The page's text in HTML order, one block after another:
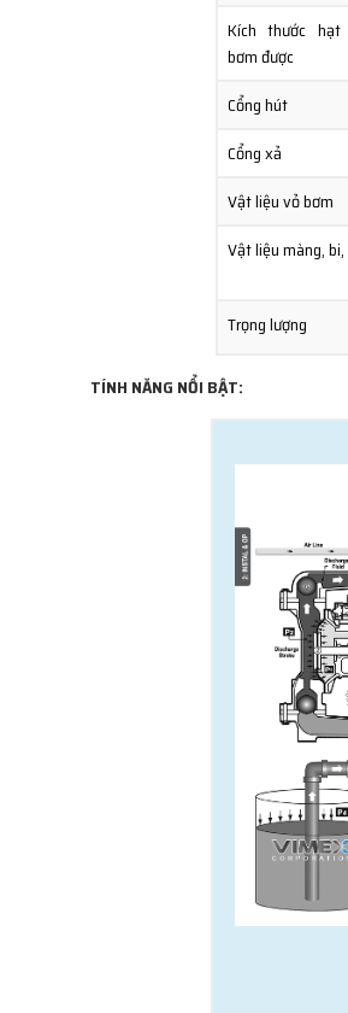
Kích thước hạt
bơm được
Cổng hút
Cổng xả
Vật liệu vỏ bơm
Vật liệu màng,
Trọng lượng
TÍNH NĂNG NỔI BẬT: